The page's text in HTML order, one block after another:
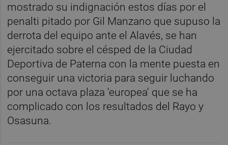
mostrado su indignación estos días por el
penalti pitado por Gil Manzano que supuso la
derrota del equipo ante el Alavés, se han
ejercitado sobre el césped de la Ciudad
Deportiva de Paterna con la mente puesta en
conseguir una victoria para seguir luchando
por una octava plaza 'europea' que se ha
complicado con los resultados del Rayo y
Osasuna.